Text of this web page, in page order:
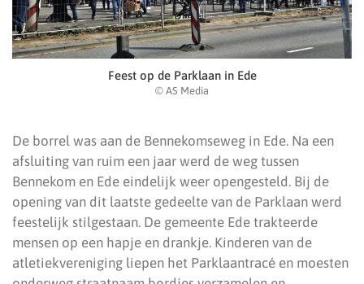
Feest op de Parklaan in Ede
© AS Media
De borrel was aan de Bennekomseweg in Ede. Na een
afsluiting van ruim een jaar werd de weg tussen
Bennekom en Ede eindelijk weer opengesteld. Bij de
opening van dit laatste gedeelte van de Parklaan werd
feestelijk stilgestaan. De gemeente Ede trakteerde
mensen op een hapje en drankje. Kinderen van de
atletiekvereniging liepen het Parklaantracé en moesten